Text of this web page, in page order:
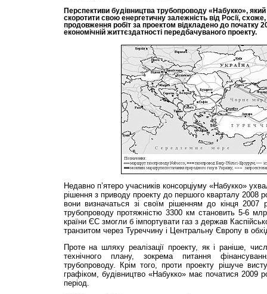
Перспективи будівництва трубопроводу «Набукко»,
скоротити свою енергетичну залежність від Росії,
продовження робіт за проектом відкладено до початку
економічній життєздатності передбачуваного проекту.
Недавно п’ятеро учасників консорціуму «Набукко»
рішення з приводу проекту до першого кварталу 2008
вони визначаться зі своїм рішенням до кінця 2007
трубопроводу протяжністю 3300 км становить 5-6
країни ЄС змогли б імпортувати газ з держав
транзитом через Туреччину і Центральну Європу в
Проте на шляху реалізації проекту, як і раніше,
технічного плану, зокрема питання
трубопроводу. Крім того, проти проекту рішуче
графіком, будівництво «Набукко» має початися 2009
період.